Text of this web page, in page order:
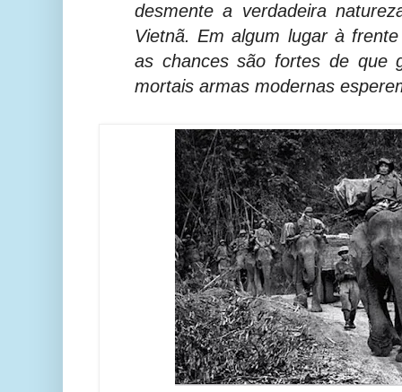
desmente a verdadeira
Vietnã. Em algum lugar à
as chances são fortes de que
mortais armas modernas